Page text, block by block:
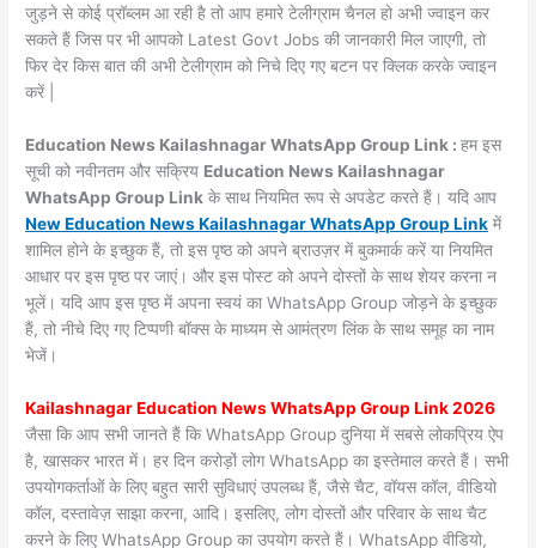
जुड़ने से कोई प्रॉब्लम आ रही है तो आप हमारे टेलीग्राम चैनल हो अभी ज्वाइन कर
सकते हैं जिस पर भी आपको Latest Govt Jobs की जानकारी मिल जाएगी, तो
फिर देर किस बात की अभी टेलीग्राम को निचे दिए गए बटन पर क्लिक करके ज्वाइन
करें |
Education News Kailashnagar WhatsApp Group Link :हम इस
सूची को नवीनतम और सक्रिय Education News Kailashnagar
WhatsApp Group Link के साथ नियमित रूप से अपडेट करते हैं। यदि आप
New Education News Kailashnagar WhatsApp Group Link में
शामिल होने के इच्छुक हैं, तो इस पृष्ठ को अपने ब्राउज़र में बुकमार्क करें या नियमित
आधार पर इस पृष्ठ पर जाएं। और इस पोस्ट को अपने दोस्तों के साथ शेयर करना न
भूलें। यदि आप इस पृष्ठ में अपना स्वयं का WhatsApp Group जोड़ने के इच्छुक
हैं, तो नीचे दिए गए टिप्पणी बॉक्स के माध्यम से आमंत्रण लिंक के साथ समूह का नाम
भेजें।
Kailashnagar Education News WhatsApp Group Link 2026
जैसा कि आप सभी जानते हैं कि WhatsApp Group दुनिया में सबसे लोकप्रिय ऐप
है, खासकर भारत में। हर दिन करोड़ों लोग WhatsApp का इस्तेमाल करते हैं। सभी
उपयोगकर्ताओं के लिए बहुत सारी सुविधाएं उपलब्ध हैं, जैसे चैट, वॉयस कॉल, वीडियो
कॉल, दस्तावेज़ साझा करना, आदि। इसलिए, लोग दोस्तों और परिवार के साथ चैट
करने के लिए WhatsApp Group का उपयोग करते हैं। WhatsApp वीडियो,